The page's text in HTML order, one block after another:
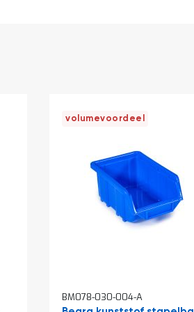
volumevoordeel
BM078-030-004-A